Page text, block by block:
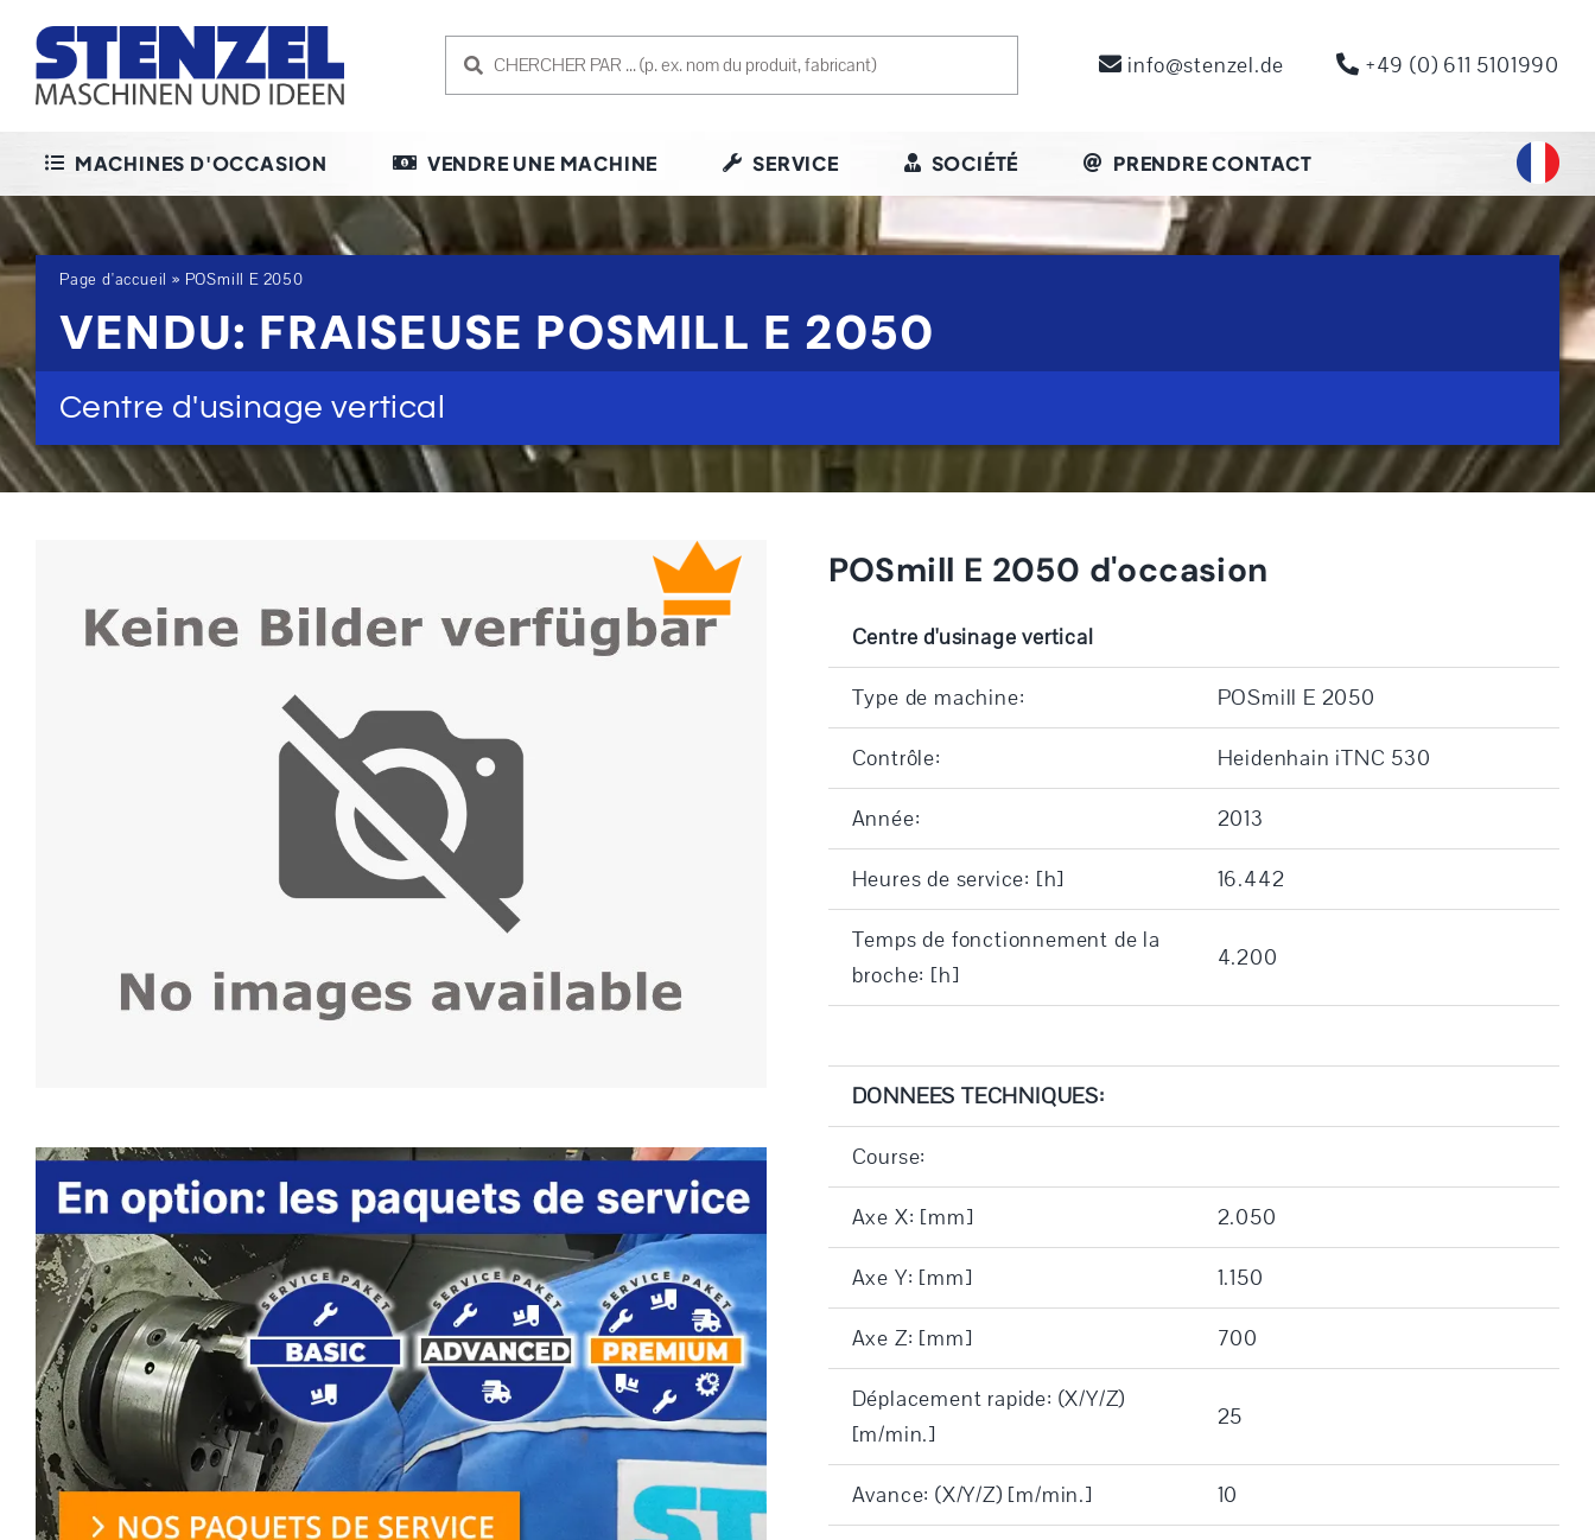
content
info@stenzel.de +49 (0) 611 5101990
MACHINES D'OCCASION VENDRE UNE MACHINE SERVICE SOCIÉTÉ PRENDRE CONTACT
Page d'accueil » POSmill E 2050
VENDU: FRAISEUSE POSMILL E 2050
Centre d'usinage vertical
POSmill E 2050 d'occasion
Centre d'usinage vertical
Type de machine: POSmill E 2050
Contrôle: Heidenhain iTNC 530
Année: 2013
Heures de service: [h] 16.442
Temps de fonctionnement de la
broche: [h]
4.200
DONNEES TECHNIQUES:
Course:
Axe X: [mm] 2.050
Axe Y: [mm] 1.150
Axe Z: [mm] 700
Déplacement rapide: (X/Y/Z)
[m/min.]
25
Avance: (X/Y/Z) [m/min.] 10